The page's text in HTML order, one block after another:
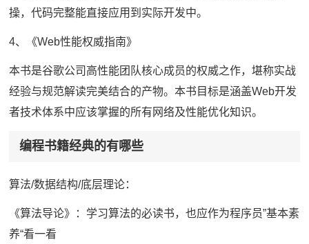
操，代码完整能直接应用到实际开发中。
4、《Web性能权威指南》
本书是谷歌公司高性能团队核心成员的权威之作，堪称实战
经验与规范解读完美结合的产物。本书目标是涵盖Web开发
者技术体系中应该掌握的所有网络及性能优化知识。
编程书籍经典的有哪些
算法/数据结构/底层理论：
《算法导论》：学习算法的必读书，也应作为程序员”基本素
养“看一看